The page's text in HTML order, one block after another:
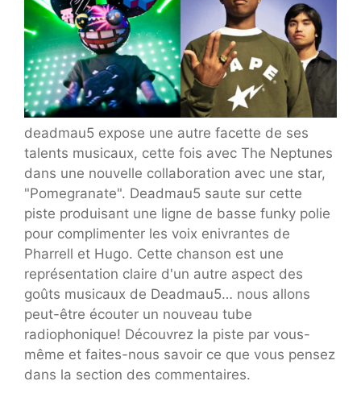
deadmau5 expose une autre facette de ses
talents musicaux, cette fois avec The Neptunes
dans une nouvelle collaboration avec une star,
"Pomegranate". Deadmau5 saute sur cette
piste produisant une ligne de basse funky polie
pour complimenter les voix enivrantes de
Pharrell et Hugo. Cette chanson est une
représentation claire d'un autre aspect des
goûts musicaux de Deadmau5… nous allons
peut-être écouter un nouveau tube
radiophonique! Découvrez la piste par vous-
même et faites-nous savoir ce que vous pensez
dans la section des commentaires.